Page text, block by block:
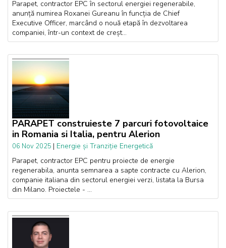
Parapet, contractor EPC în sectorul energiei regenerabile,
anunță numirea Roxanei Gureanu în funcția de Chief
Executive Officer, marcând o nouă etapă în dezvoltarea
companiei, într-un context de creșt...
PARAPET construieste 7 parcuri fotovoltaice
in Romania si Italia, pentru Alerion
06 Nov 2025 | Energie și Tranziție Energetică
Parapet, contractor EPC pentru proiecte de energie
regenerabila, anunta semnarea a sapte contracte cu Alerion,
companie italiana din sectorul energiei verzi, listata la Bursa
din Milano. Proiectele - ...